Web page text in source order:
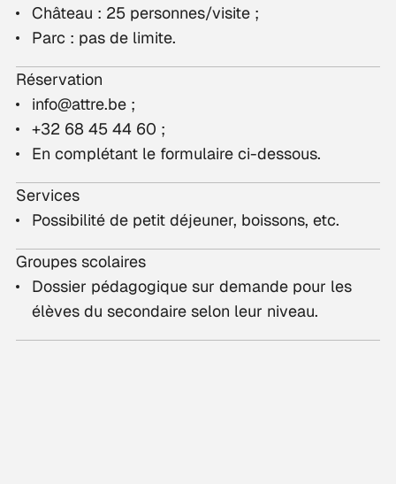
Château : 25 personnes/visite ;
Parc : pas de limite.
Réservation
info@attre.be ;
+32 68 45 44 60 ;
En complétant le formulaire ci-dessous.
Services
Possibilité de petit déjeuner, boissons, etc.
Groupes scolaires
Dossier pédagogique sur demande pour les
élèves du secondaire selon leur niveau.